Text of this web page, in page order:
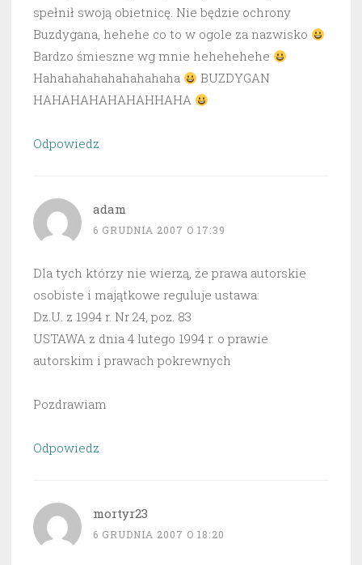
spełnił swoją obietnicę. Nie będzie ochrony
Buzdygana, hehehe co to w ogole za nazwisko
Bardzo śmieszne wg mnie hehehehehe
Hahahahahahahahahaha
BUZDYGAN
HAHAHAHAHAHAHHAHA
Odpowiedz
adam
6 GRUDNIA 2007 O 17:39
Dla tych którzy nie wierzą, że prawa autorskie
osobiste i majątkowe reguluje ustawa:
Dz.U. z 1994 r. Nr 24, poz. 83
USTAWA z dnia 4 lutego 1994 r. o prawie
autorskim i prawach pokrewnych
Pozdrawiam
Odpowiedz
mortyr23
6 GRUDNIA 2007 O 18:20